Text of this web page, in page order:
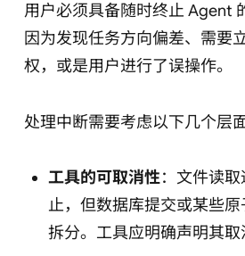
用户必须具备随时终止 Agent
因为发现任务方向偏差、需要
权，或是用户进行了误操作。
处理中断需要考虑以下几个层面
工具的可取消性：文件读
止，但数据库提交或某些
拆分。工具应明确声明其取